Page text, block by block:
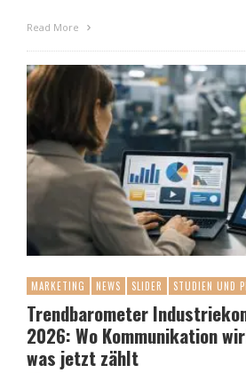
Read More
MARKETING NEWS SLIDER STUDIEN UND
Trendbarometer
2026: Wo Kommunikation
was jetzt zählt